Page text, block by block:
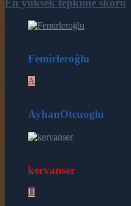
En yüksek tepkime skoru
Femirleroğlu
A
AyhanOtcuoglu
kervanser
U